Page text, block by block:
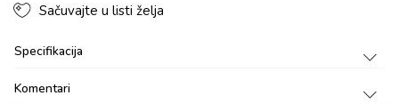
Sačuvajte u listi želja
Specifikacija
Komentari